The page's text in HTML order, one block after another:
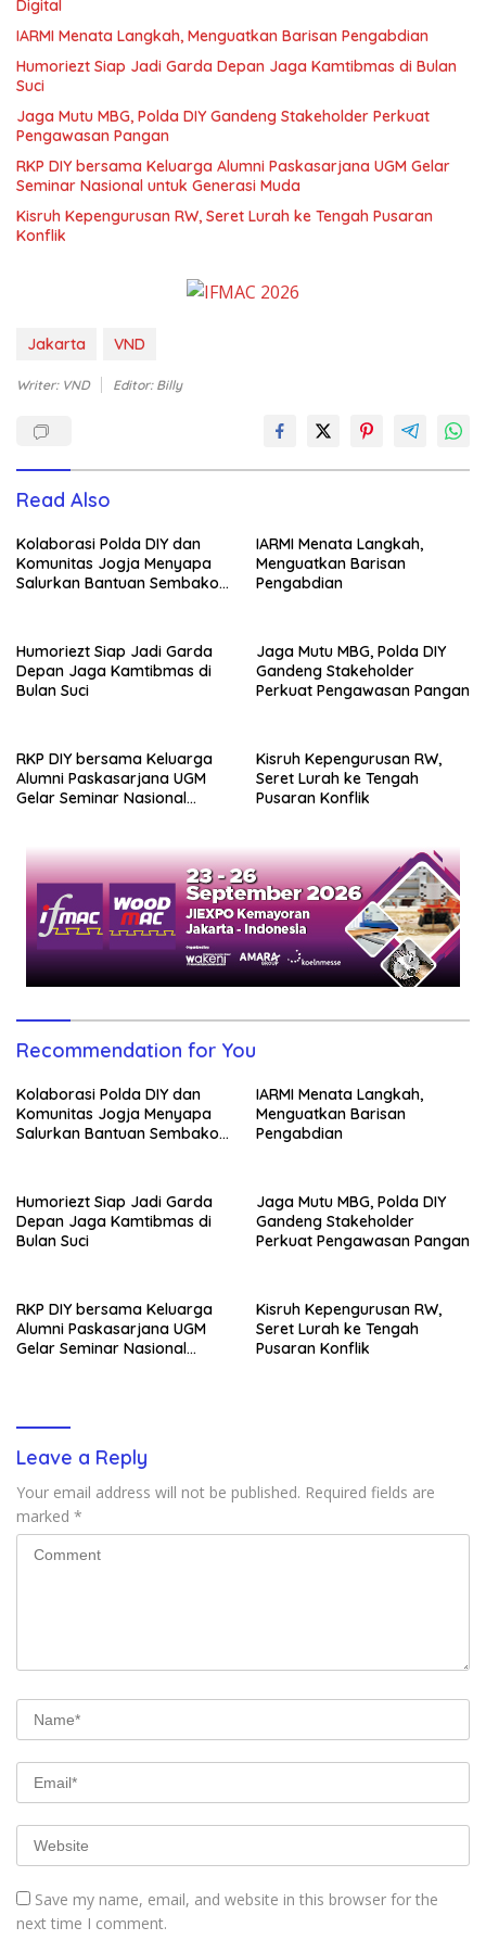
Digital
IARMI Menata Langkah, Menguatkan Barisan Pengabdian
Humoriezt Siap Jadi Garda Depan Jaga Kamtibmas di Bulan
Suci
Jaga Mutu MBG, Polda DIY Gandeng Stakeholder Perkuat
Pengawasan Pangan
RKP DIY bersama Keluarga Alumni Paskasarjana UGM Gelar
Seminar Nasional untuk Generasi Muda
Kisruh Kepengurusan RW, Seret Lurah ke Tengah Pusaran
Konflik
Jakarta VND
Writer: VND Editor: Billy
Read Also
Kolaborasi Polda DIY dan
Komunitas Jogja Menyapa
Salurkan Bantuan Sembako,
IARMI Menata Langkah,
Menguatkan Barisan
Pengabdian
Humoriezt Siap Jadi Garda
Depan Jaga Kamtibmas di
Bulan Suci
Jaga Mutu MBG, Polda DIY
Gandeng Stakeholder
Perkuat Pengawasan Pangan
RKP DIY bersama Keluarga
Alumni Paskasarjana UGM
Gelar Seminar Nasional
Kisruh Kepengurusan RW,
Seret Lurah ke Tengah
Pusaran Konflik
Recommendation for You
Kolaborasi Polda DIY dan
Komunitas Jogja Menyapa
Salurkan Bantuan Sembako,
IARMI Menata Langkah,
Menguatkan Barisan
Pengabdian
Humoriezt Siap Jadi Garda
Depan Jaga Kamtibmas di
Bulan Suci
Jaga Mutu MBG, Polda DIY
Gandeng Stakeholder
Perkuat Pengawasan Pangan
RKP DIY bersama Keluarga
Alumni Paskasarjana UGM
Gelar Seminar Nasional
Kisruh Kepengurusan RW,
Seret Lurah ke Tengah
Pusaran Konflik
Leave a Reply
Your email address will not be published. Required fields are
marked *
Save my name, email, and website in this browser for the
next time I comment.